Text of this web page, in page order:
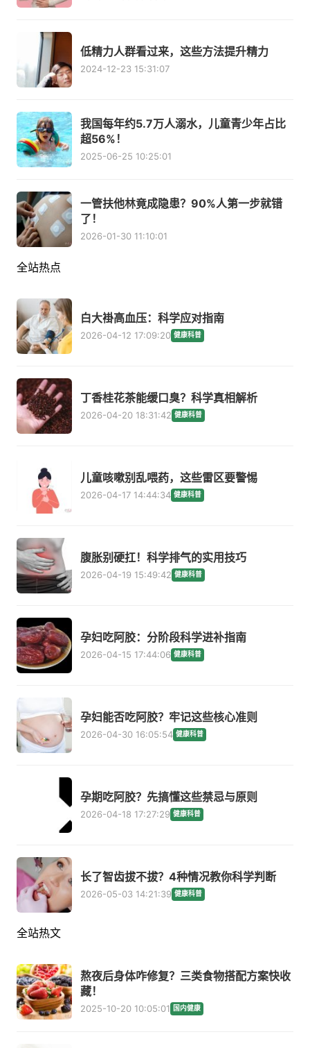
低精力人群看过来，这些方法提升精力
2024-12-23 15:31:07
我国每年约5.7万人溺水，儿童青少年占比
超56%！
2025-06-25 10:25:01
一管扶他林竟成隐患？90%人第一步就错
了！
2026-01-30 11:10:01
全站热点
白大褂高血压：科学应对指南
2026-04-12 17:09:20 健康科普
丁香桂花茶能缓口臭？科学真相解析
2026-04-20 18:31:42 健康科普
儿童咳嗽别乱喂药，这些雷区要警惕
2026-04-17 14:44:34 健康科普
腹胀别硬扛！科学排气的实用技巧
2026-04-19 15:49:42 健康科普
孕妇吃阿胶：分阶段科学进补指南
2026-04-15 17:44:06 健康科普
孕妇能否吃阿胶？牢记这些核心准则
2026-04-30 16:05:54 健康科普
孕期吃阿胶？先搞懂这些禁忌与原则
2026-04-18 17:27:29 健康科普
长了智齿拔不拔？4种情况教你科学判断
2026-05-03 14:21:39 健康科普
全站热文
熬夜后身体咋修复？三类食物搭配方案快收
藏！
2025-10-20 10:05:01 国内健康